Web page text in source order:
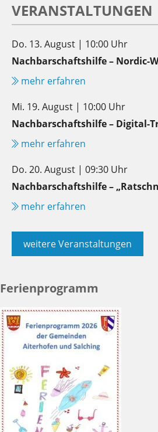
VERANSTALTUNGEN
Do. 13. August | 10:00 Uhr
Nachbarschaftshilfe – Nordic-
mehr erfahren
Mi. 19. August | 10:00 Uhr
Nachbarschaftshilfe – Digital-
mehr erfahren
Do. 20. August | 09:30 Uhr
Nachbarschaftshilfe –
mehr erfahren
weitere Veranstaltungen
Ferienprogramm